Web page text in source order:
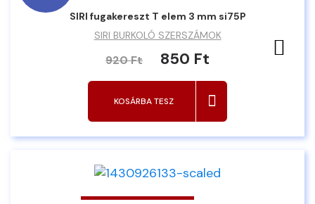
SIRI fugakereszt T elem 3 mm si75P
SIRI BURKOLÓ SZERSZÁMOK
920 Ft 850 Ft
KOSÁRBA TESZ